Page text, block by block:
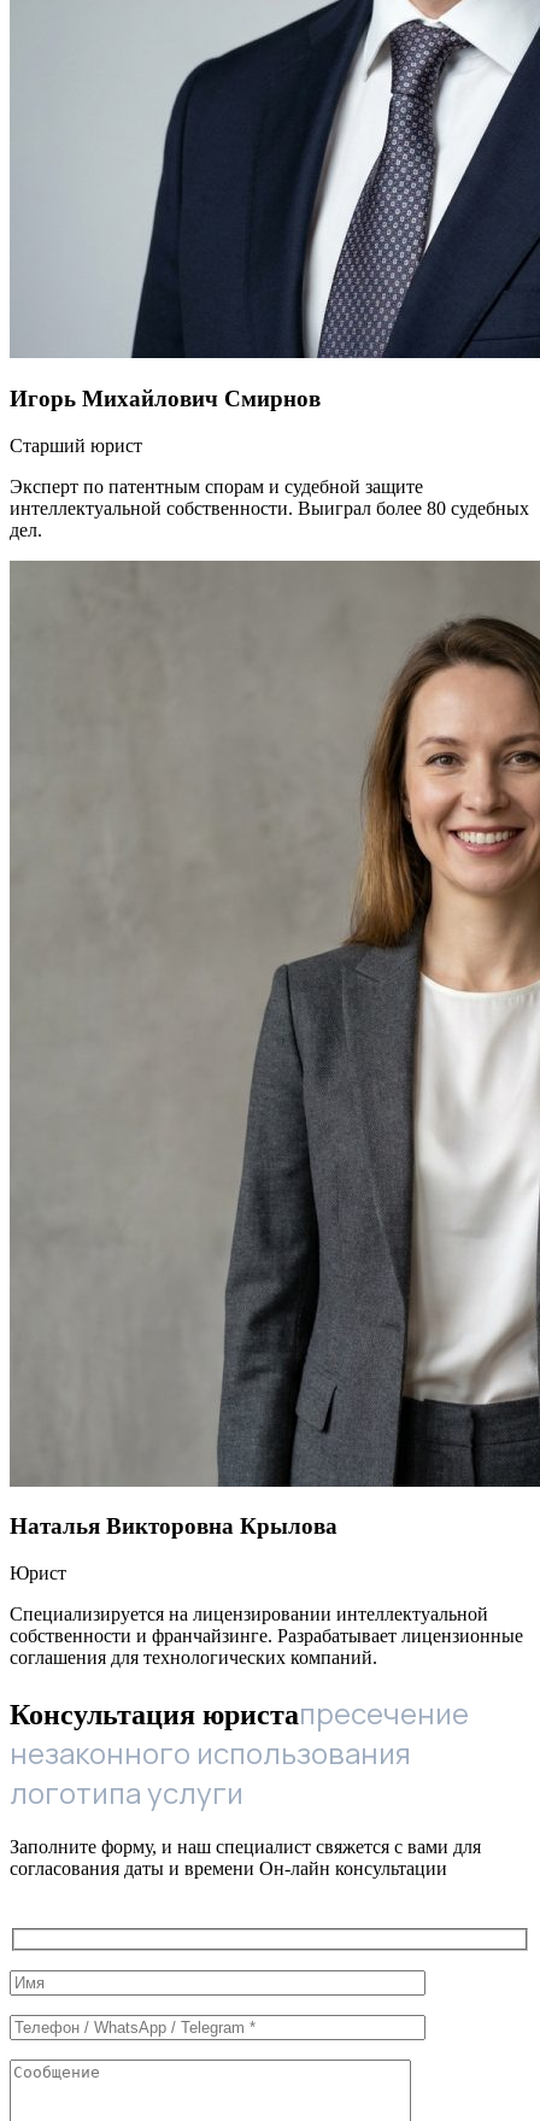
Игорь Михайлович Смирнов
Старший юрист
Эксперт по патентным спорам и судебной защите
интеллектуальной собственности. Выиграл более 80 судебных
дел.
Наталья Викторовна Крылова
Юрист
Специализируется на лицензировании интеллектуальной
собственности и франчайзинге. Разрабатывает лицензионные
соглашения для технологических компаний.
Консультация юристапресечение
незаконного использования
логотипа услуги
Заполните форму, и наш специалист свяжется с вами для
согласования даты и времени Он-лайн консультации
Служебные
поля
формы